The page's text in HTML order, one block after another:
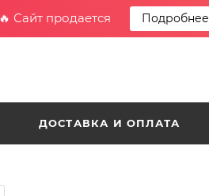
🔥 Сайт продается Подробнее
ДОСТАВКА И ОПЛАТА